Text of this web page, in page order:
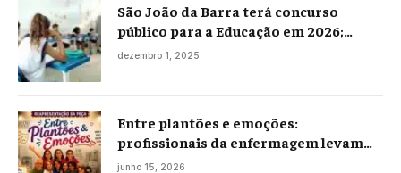
São João da Barra terá concurso
público para a Educação em 2026;
projeto já está na Câmara
dezembro 1, 2025
Entre plantões e emoções:
profissionais da enfermagem levam
histórias reais ao palco em Campos
junho 15, 2026